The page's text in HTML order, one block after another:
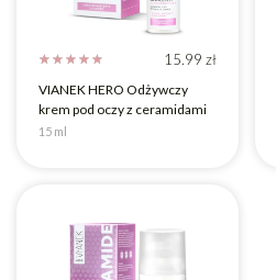
☆ ☆ ☆ ☆ ☆ 15.99 zł
VIANEK HERO Odżywczy
krem pod oczy z ceramidami
15 ml